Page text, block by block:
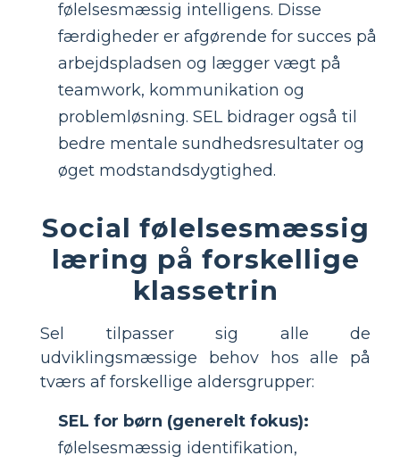
følelsesmæssig intelligens. Disse
færdigheder er afgørende for succes på
arbejdspladsen og lægger vægt på
teamwork, kommunikation og
problemløsning. SEL bidrager også til
bedre mentale sundhedsresultater og
øget modstandsdygtighed.
Social følelsesmæssig
læring på forskellige
klassetrin
Sel tilpasser sig alle de
udviklingsmæssige behov hos alle på
tværs af forskellige aldersgrupper:
SEL for børn (generelt fokus):
følelsesmæssig identifikation,